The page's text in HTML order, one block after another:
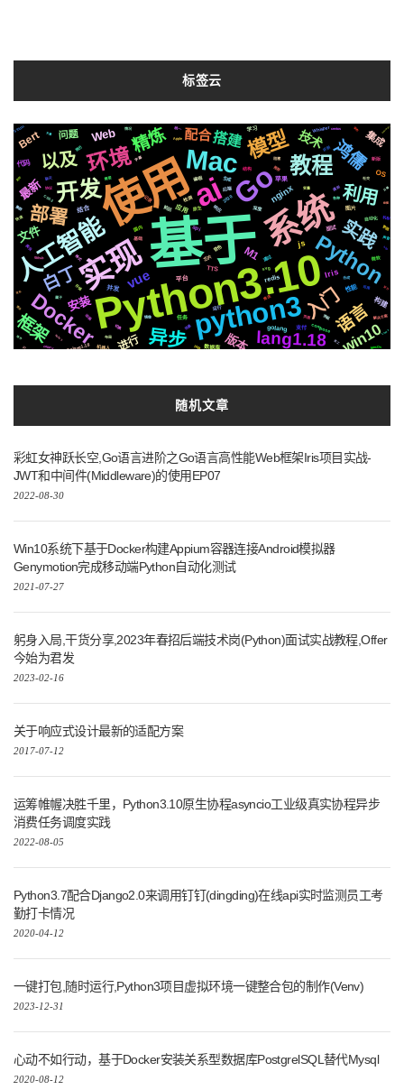
标签云
基于
使用
Python3.10
系统
ai
实现
Go
python3
Mac
人工智能
开发
教程
Python
环境
Docker
模型
部署
异步
实践
入门
以及
利用
白丁
鸿儒
精炼
语言
框架 lang1.18 win10
搭建
配合
vue
技术
安装
文件
最新
版本
Web
M1
进行
Bert 问题 集成
nginx
js
Iris
代码
构建
OS
应用
golang
TTS
平台 redis
结合
苹果
性能
并发
任务
面试
api
图片
数据库
学习
支付
自动化
音色
响应
compose
原生
芯片
前后
检测
基础
2020
微软
国内
后端
机器人
Whisper
深度
记录
编程
通过
新版
svg
Golang1.18
生成
结构
运行
centos
推送
需要
解决方案
格式
字幕
变量
推荐
celery
场景
阻塞
镜像
Apple
各种
存储
Silicon
遇到
统一
CSS3
github
切换
动画
爬虫
属于
情况
协议
io
聊天
合成
页面
https MacOs
简历
快速
布局
识别
集群
流程
可用
声音
机制
社交
数据
绘图
http
发布
矢量
员工
定时
Linux
云端
设计
语法
Ruby3
架构
插件
AppleMacOs
随机文章
彩虹女神跃长空,Go语言进阶之Go语言高性能Web框架Iris项目实战-
JWT和中间件(Middleware)的使用EP07
2022-08-30
Win10系统下基于Docker构建Appium容器连接Android模拟器
Genymotion完成移动端Python自动化测试
2021-07-27
躬身入局,干货分享,2023年春招后端技术岗(Python)面试实战教程,Offer
今始为君发
2023-02-16
关于响应式设计最新的适配方案
2017-07-12
运筹帷幄决胜千里，Python3.10原生协程asyncio工业级真实协程异步
消费任务调度实践
2022-08-05
Python3.7配合Django2.0来调用钉钉(dingding)在线api实时监测员工考
勤打卡情况
2020-04-12
一键打包,随时运行,Python3项目虚拟环境一键整合包的制作(Venv)
2023-12-31
心动不如行动，基于Docker安装关系型数据库PostgrelSQL替代Mysql
2020-08-12